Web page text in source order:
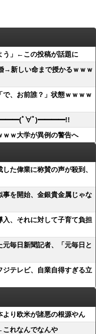
う」←この投稿が話題に
→新しい命まで授かるｗｗｗ
、お前誰？」状態ｗｗｗｗ
ﾀ━━━━(ﾟ∀ﾟ)━━━━!!
ｗ大学が異例の警告へ
た偉業に称賛の声が殺到、
事を開始、金銀貴金属じゃな
、それに対して子育て負担
毎日新聞記者、「元毎日と
テレビ、自業自得すぎる立
り欧米が諸悪の根源やん
れなんでなんや